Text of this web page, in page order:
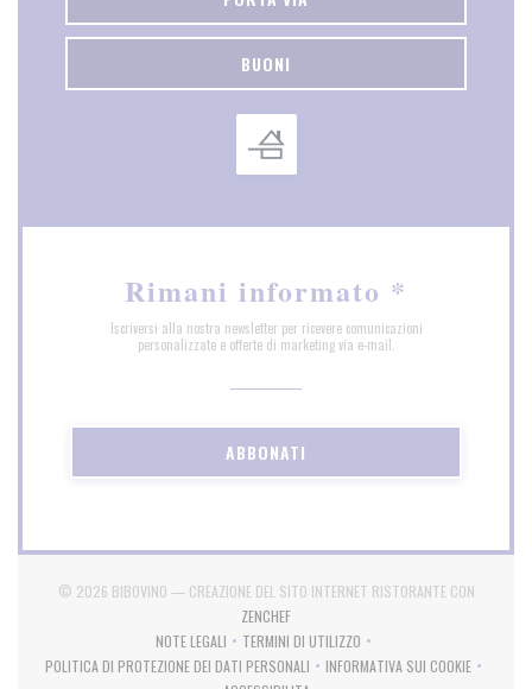
BUONI
Rimani informato *
Iscriversi alla nostra newsletter per ricevere comunicazioni
personalizzate e offerte di marketing via e-mail.
ABBONATI
© 2026 BIBOVINO — CREAZIONE DEL SITO INTERNET RISTORANTE CON
ZENCHEF((APRE UNA NUOVA FINESTRA))
NOTE LEGALI
((APRE UNA NUOVA FINESTRA))
TERMINI DI UTILIZZO
((APRE UNA NUOVA FINESTRA))
POLITICA DI PROTEZIONE DEI DATI PERSONALI
((APRE UNA NUOVA FINESTRA))
INFORMATIVA SUI COOKIE
((APRE UNA NUOVA